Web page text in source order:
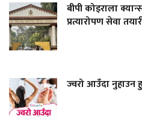
बीपी कोइराला
प्रत्यारोपण सेवा
ज्वरो आउँदा नुहाउन